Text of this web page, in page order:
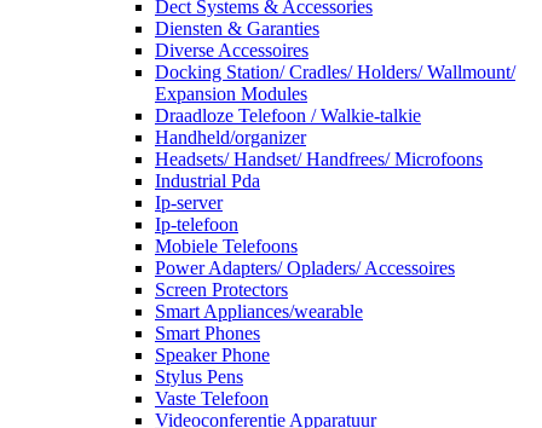
Dect Systems & Accessories
Diensten & Garanties
Diverse Accessoires
Docking Station/ Cradles/ Holders/ Wallmount/
Expansion Modules
Draadloze Telefoon / Walkie-talkie
Handheld/organizer
Headsets/ Handset/ Handfrees/ Microfoons
Industrial Pda
Ip-server
Ip-telefoon
Mobiele Telefoons
Power Adapters/ Opladers/ Accessoires
Screen Protectors
Smart Appliances/wearable
Smart Phones
Speaker Phone
Stylus Pens
Vaste Telefoon
Videoconferentie Apparatuur